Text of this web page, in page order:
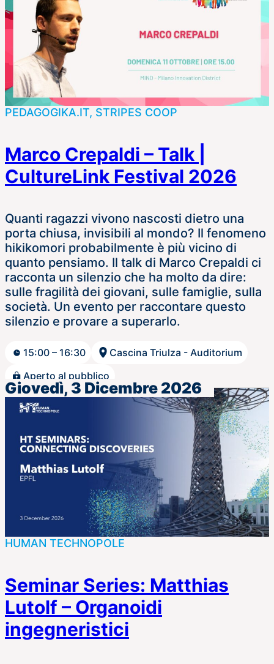
PEDAGOGIKA.IT, STRIPES COOP
Marco Crepaldi – Talk |
CultureLink Festival 2026
Quanti ragazzi vivono nascosti dietro una
porta chiusa, invisibili al mondo? Il fenomeno
hikikomori probabilmente è più vicino di
quanto pensiamo. Il talk di Marco Crepaldi ci
racconta un silenzio che ha molto da dire:
sulle fragilità dei giovani, sulle famiglie, sulla
società. Un evento per raccontare questo
silenzio e provare a superarlo.
15:00 – 16:30
Cascina Triulza - Auditorium
Aperto al pubblico
Giovedì, 3 Dicembre 2026
HUMAN TECHNOPOLE
Seminar Series: Matthias
Lutolf – Organoidi
ingegneristici